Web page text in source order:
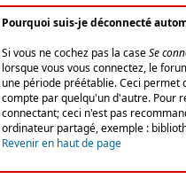
Pourquoi suis-je déconnecté
Si vous ne cochez pas la caseSe
lorsque vous vous connectez, le
une période préétablie. Ceci
compte par quelqu'un d'autre. Pour
connectant; ceci n'est pas
ordinateur partagé, exemple :
Revenir en haut de page